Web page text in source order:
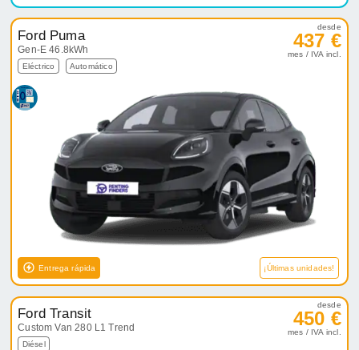
Ford Puma
Gen-E 46.8kWh
Eléctrico Automático
desde
437 €
mes / IVA incl.
Entrega rápida ¡Últimas unidades!
Ford Transit
Custom Van 280 L1 Trend
Diésel
desde
450 €
mes / IVA incl.